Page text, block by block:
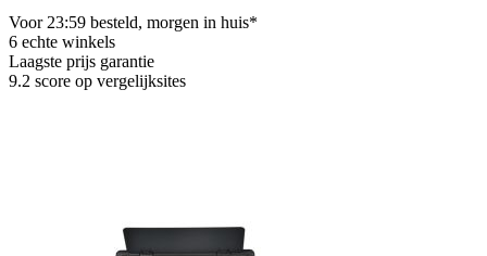
Voor 23:59 besteld, morgen in huis*
6 echte winkels
Laagste prijs garantie
9.2 score op vergelijksites